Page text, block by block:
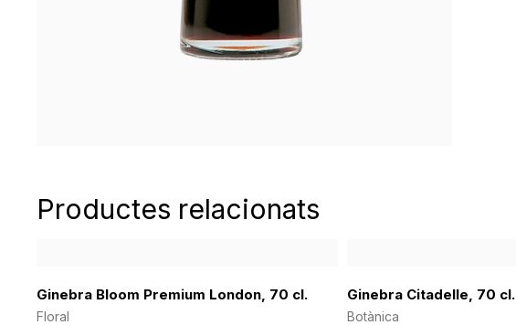
Productes relacionats
Ginebra Bloom Premium London, 70 cl.
Floral
Ginebra Citadelle, 70 cl.
Botànica